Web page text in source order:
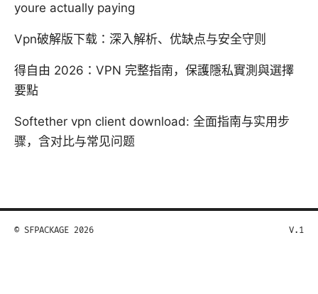
youre actually paying
Vpn破解版下载：深入解析、优缺点与安全守则
得自由 2026：VPN 完整指南，保護隱私實測與選擇
要點
Softether vpn client download: 全面指南与实用步
骤，含对比与常见问题
© SFPACKAGE 2026 V.1